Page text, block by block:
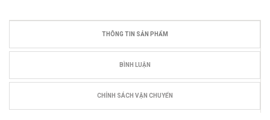
THÔNG TIN SẢN PHẨM
BÌNH LUẬN
CHÍNH SÁCH VẬN CHUYỂN